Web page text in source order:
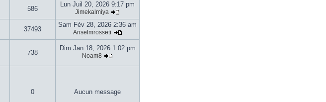
586
Lun Juil 20, 2026 9:17 pm
Jimekalmiya
37493
Sam Fév 28, 2026 2:36 am
Anselmrosseti
738
Dim Jan 18, 2026 1:02 pm
Noam8
0 Aucun message